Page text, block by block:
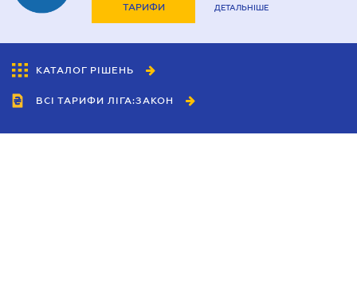
ТАРИФИ ДЕТАЛЬНІШЕ
КАТАЛОГ РІШЕНЬ
ВСІ ТАРИФИ ЛІГА:ЗАКОН